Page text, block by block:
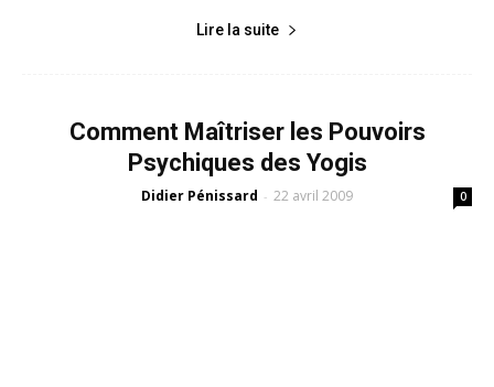
Lire la suite
Comment Maîtriser les Pouvoirs
Psychiques des Yogis
Didier Pénissard - 22 avril 2009 0